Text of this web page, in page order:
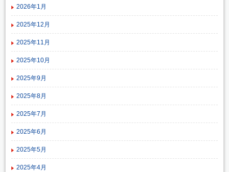
2026年1月
2025年12月
2025年11月
2025年10月
2025年9月
2025年8月
2025年7月
2025年6月
2025年5月
2025年4月